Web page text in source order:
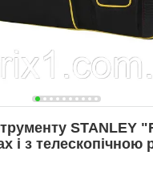
STANLEY
і з телескопічною